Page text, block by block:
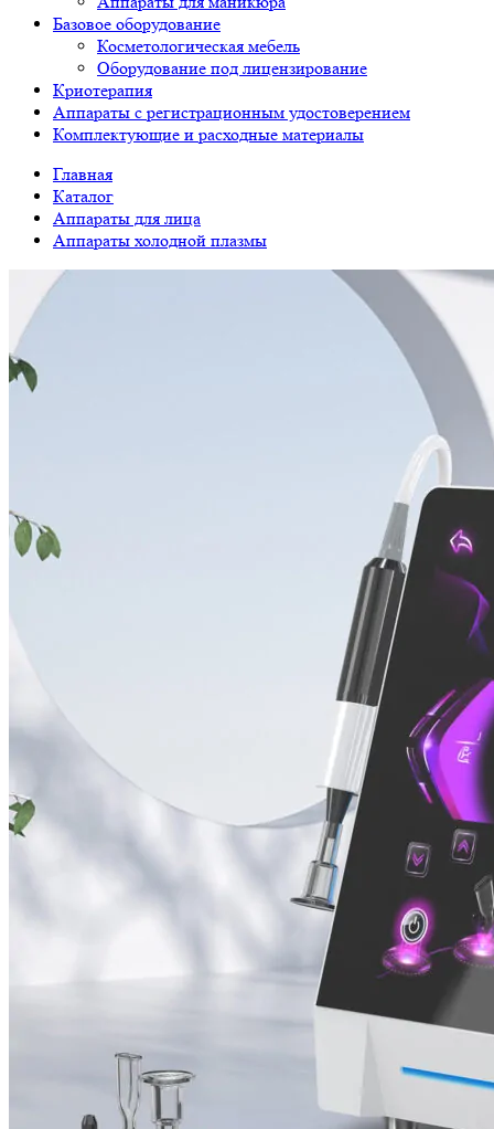
Базовое оборудование
Косметологическая мебель
Оборудование под лицензирование
Криотерапия
Аппараты c регистрационным удостоверением
Комплектующие и расходные материалы
Главная
Каталог
Аппараты для лица
Аппараты холодной плазмы